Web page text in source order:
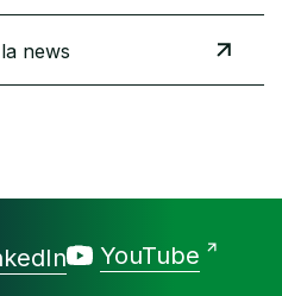
news
YouTube